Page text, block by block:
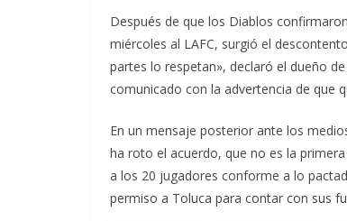
Después de que los Diablos
miércoles al LAFC, surgió el
partes lo respetan», declaró el dueño
comunicado con la advertencia de que
En un mensaje posterior ante los
ha roto el acuerdo, que no es la
a los 20 jugadores conforme a lo
permiso a Toluca para contar con sus